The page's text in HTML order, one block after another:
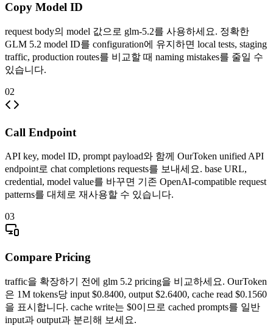
Copy Model ID
request body의 model 값으로 glm-5.2를 사용하세요. 정확한
GLM 5.2 model ID를 configuration에 유지하면 local tests, staging
traffic, production routes를 비교할 때 naming mistakes를 줄일 수
있습니다.
02
Call Endpoint
API key, model ID, prompt payload와 함께 OurToken unified API
endpoint로 chat completions requests를 보내세요. base URL,
credential, model value를 바꾸면 기존 OpenAI-compatible request
patterns를 대체로 재사용할 수 있습니다.
03
Compare Pricing
traffic을 확장하기 전에 glm 5.2 pricing을 비교하세요. OurToken
은 1M tokens당 input $0.8400, output $2.6400, cache read $0.1560
을 표시합니다. cache write는 $0이므로 cached prompts를 일반
input과 output과 분리해 보세요.